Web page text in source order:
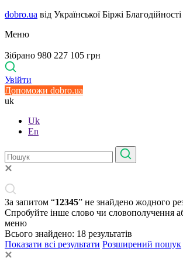
dobro.ua від Української Біржі Благодійності
Меню
Зібрано 980 227 105 грн
Увійти
Допоможи dobro.ua
uk
Uk
En
За запитом “12345” не знайдено жодного
Спробуйте інше слово чи словополучення
меню
Всього знайдено: 18 результатів
Показати всі результати Розширений пошук